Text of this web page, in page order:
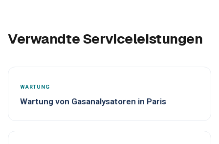
Verwandte Serviceleistungen
WARTUNG
Wartung von Gasanalysatoren in Paris